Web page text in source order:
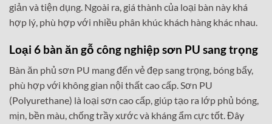
giản và tiện dụng. Ngoài ra, giá thành của loại bàn này khá
hợp lý, phù hợp với nhiều phân khúc khách hàng khác nhau.
Loại 6 bàn ăn gỗ công nghiệp sơn PU sang trọng
Bàn ăn phủ sơn PU mang đến vẻ đẹp sang trọng, bóng bẩy,
phù hợp với không gian nội thất cao cấp. Sơn PU
(Polyurethane) là loại sơn cao cấp, giúp tạo ra lớp phủ bóng,
mịn, bền màu, chống trầy xước và kháng ẩm cực tốt. Đây